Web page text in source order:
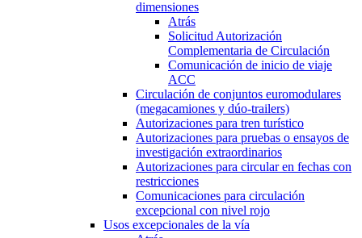
dimensiones
Atrás
Solicitud Autorización
Complementaria de Circulación
Comunicación de inicio de viaje
ACC
Circulación de conjuntos euromodulares
(megacamiones y dúo-trailers)
Autorizaciones para tren turístico
Autorizaciones para pruebas o ensayos de
investigación extraordinarios
Autorizaciones para circular en fechas con
restricciones
Comunicaciones para circulación
excepcional con nivel rojo
Usos excepcionales de la vía